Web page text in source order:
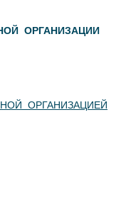
ОРГАНИЗАЦИИ
ОРГАНИЗАЦИЕЙ